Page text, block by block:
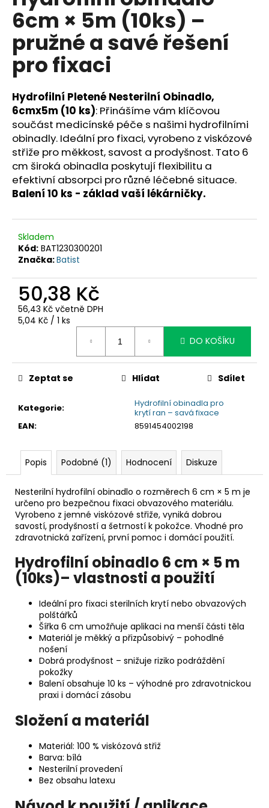
0,0
z
5
hvězdiček.
6cm × 5m (10ks) –
pružné a savé řešení
pro fixaci
Hydrofilní Pletené Nesterilní Obinadlo,
6cmx5m (10 ks): Přinášíme vám klíčovou
součást medicínské péče s našimi hydrofilními
obinadly. Ideální pro fixaci, vyrobeno z viskózové
střiže pro měkkost, savost a prodyšnost. Tato 6
cm široká obinadla poskytují flexibilitu a
efektivní absorpci pro různé léčebné situace.
Balení 10 ks - základ vaší lékárničky.
Skladem
Kód: BAT1230300201
Značka:Batist
50,38 Kč
56,43 Kč včetně DPH
Měrná
5,04 Kč / 1 ks
DO KOŠÍKU
Kategorie:
Hydrofilní obinadla pro
krytí ran – savá fixace
EAN: 8591454002198
Zeptat se Hlídat Sdílet
Popis Podobné (1) Hodnocení Diskuze
Nesterilní hydrofilní obinadlo o rozměrech 6 cm × 5 m je
určeno pro bezpečnou fixaci obvazového materiálu.
Vyrobeno z jemné viskózové střiže, vyniká dobrou
savostí, prodyšností a šetrností k pokožce. Vhodné pro
zdravotnická zařízení, první pomoc i domácí použití.
Hydrofilní obinadlo 6 cm × 5 m
(10ks)– vlastnosti a použití
Ideální pro fixaci sterilních krytí nebo obvazových
polštářků
Šířka 6 cm umožňuje aplikaci na menší části těla
Materiál je měkký a přizpůsobivý – pohodlné
nošení
Dobrá prodyšnost – snižuje riziko podráždění
pokožky
Balení obsahuje 10 ks – výhodné pro zdravotnickou
praxi i domácí zásobu
Složení a materiál
Materiál: 100 % viskózová střiž
Barva: bílá
Nesterilní provedení
Bez obsahu latexu
a
j
t
?
HLEDAT
D
p
o
u
e
m